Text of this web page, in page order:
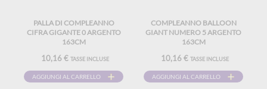
PALLA DI COMPLEANNO
CIFRA GIGANTE 0 ARGENTO
163CM
10,16 € TASSE INCLUSE
AGGIUNGI AL CARRELLO
COMPLEANNO BALLOON
GIANT NUMERO 5 ARGENTO
163CM
10,16 € TASSE INCLUSE
AGGIUNGI AL CARRELLO